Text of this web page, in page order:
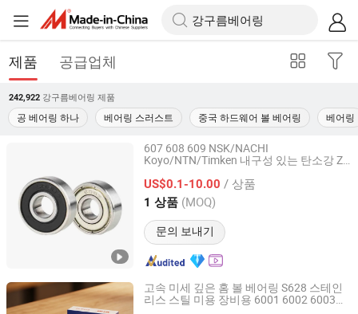
제품 공급업체
242,922 강구름베어링 제품
공 베어링 하나 베어링 스러스트 중국 하드웨어 볼 베어링 베어링
607 608 609 NSK/NACHI
Koyo/NTN/Timken 내구성 있는 탄소강 Z
구 도매
US$0.1-10.00 / 상품
1 상품 (MOQ)
문의 보내기
Shanghai Luvivo Supply Chain Management Co., Ltd.
Shanghai, China 이후 2026
고속 미세 깊은 홈 볼 베어링 S628 스테인
리스 스틸 미용 장비용 6001 6002 6003
Liaocheng Weiheng Import and Export Co., Ltd.